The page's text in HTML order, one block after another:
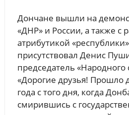
Дончане вышли на
«ДНР» и России, а также с
атрибутикой
присутствовал Денис
председатель «Народного
«Дорогие друзья! Прошло
года с того дня, когда
смирившись с